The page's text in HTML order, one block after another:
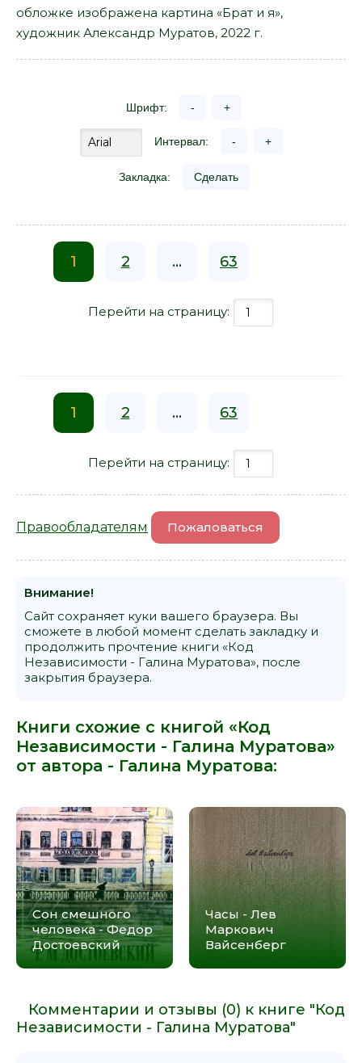
обложке изображена картина «Брат и я»,
художник Александр Муратов, 2022 г.
Шрифт: - +
Интервал: - +
Закладка: Сделать
1 2 ... 63
Перейти на страницу:
1 2 ... 63
Перейти на страницу:
Правообладателям Пожаловаться
Внимание!
Сайт сохраняет куки вашего браузера. Вы
сможете в любой момент сделать закладку и
продолжить прочтение книги «Код
Независимости - Галина Муратова», после
закрытия браузера.
Книги схожие с книгой «Код
Независимости - Галина Муратова»
от автора - Галина Муратова:
Сон смешного
человека - Федор
Достоевский
Часы - Лев
Маркович
Вайсенберг
Комментарии и отзывы (0) к книге "Код
Независимости - Галина Муратова"